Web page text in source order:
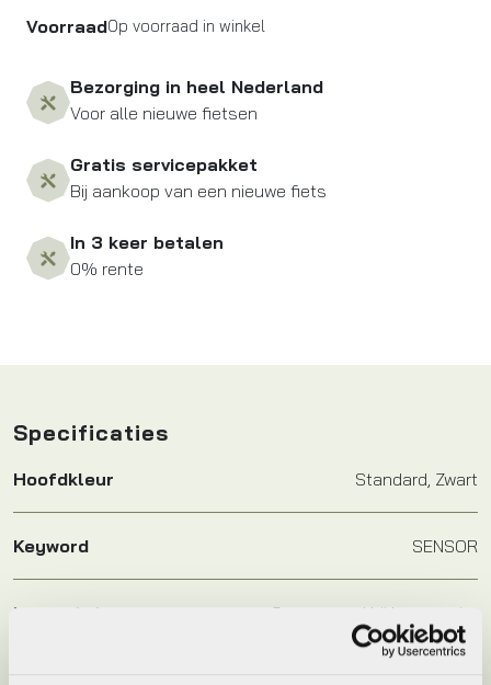
VoorraadOp voorraad in winkel
Bezorging in heel Nederland
Voor alle nieuwe fietsen
Gratis servicepakket
Bij aankoop van een nieuwe fiets
In 3 keer betalen
0% rente
Specificaties
Hoofdkleur Standard, Zwart
Keyword SENSOR
Leverstatus Op voorraad bij leverancier